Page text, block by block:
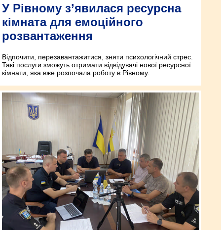
У Рівному з’явилася ресурсна
кімната для емоційного
розвантаження
Відпочити, перезавантажитися, зняти психологічний стрес.
Такі послуги зможуть отримати відвідувачі нової ресурсної
кімнати, яка вже розпочала роботу в Рівному.